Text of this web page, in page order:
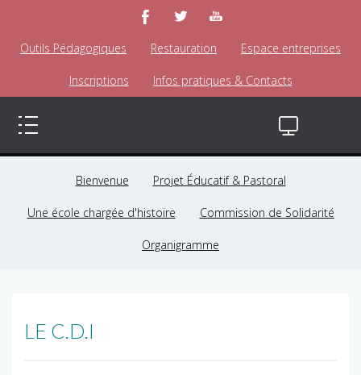
Outils Pédagogiques Restauration Espace entreprises
Inscriptions Infos pratiques & Contacts
Bienvenue Projet Éducatif & Pastoral
Une école chargée d'histoire Commission de Solidarité
Organigramme
LE C.D.I